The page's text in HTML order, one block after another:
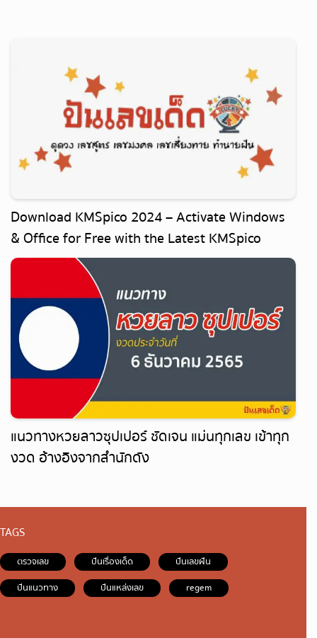
Download KMSpico 2024 – Activate Windows
& Office for Free with the Latest KMSpico
Crack
แนวทางหวยลาวซุปเปอร์ ชัดเจน แม่นทุกเลข เข้าทุก
งวด อ้างอิงจากสำนักดัง
TAGS
ตรวจเลข ปันเรื่องเด็ด
ปันเลขฝัน
ปันแนวทาง
ปันแหล่งเลข regem